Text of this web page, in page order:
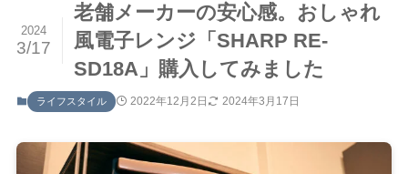
老舗メーカーの安心感。おしゃれ
風電子レンジ「SHARP RE-
SD18A」購入してみました
2024
3/17
ライフスタイル 2022年12月2日 2024年3月17日